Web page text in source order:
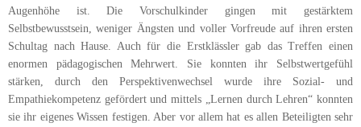
Augenhöhe ist. Die Vorschulkinder gingen mit gestärktem
Selbstbewusstsein, weniger Ängsten und voller Vorfreude auf ihren ersten
Schultag nach Hause. Auch für die Erstklässler gab das Treffen einen
enormen pädagogischen Mehrwert. Sie konnten ihr Selbstwertgefühl
stärken, durch den Perspektivenwechsel wurde ihre Sozial- und
Empathiekompetenz gefördert und mittels „Lernen durch Lehren“ konnten
sie ihr eigenes Wissen festigen. Aber vor allem hat es allen Beteiligten sehr